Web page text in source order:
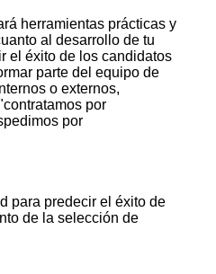
herramientas prácticas y
al desarrollo de tu
el éxito de los candidatos
parte del equipo de
o externos,
por
por
para predecir el éxito de
de la selección de